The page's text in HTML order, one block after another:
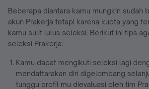
Beberapa diantara kamu mungkin sudah
akun Prakerja tetapi karena kuota yang
kamu sulit lulus seleksi. Berikut ini tips
seleksi Prakerja:
Kamu dapat mengikuti seleksi lagi
mendaftarakan diri digelombang
tunggu profil mu dievaluasi oleh tim